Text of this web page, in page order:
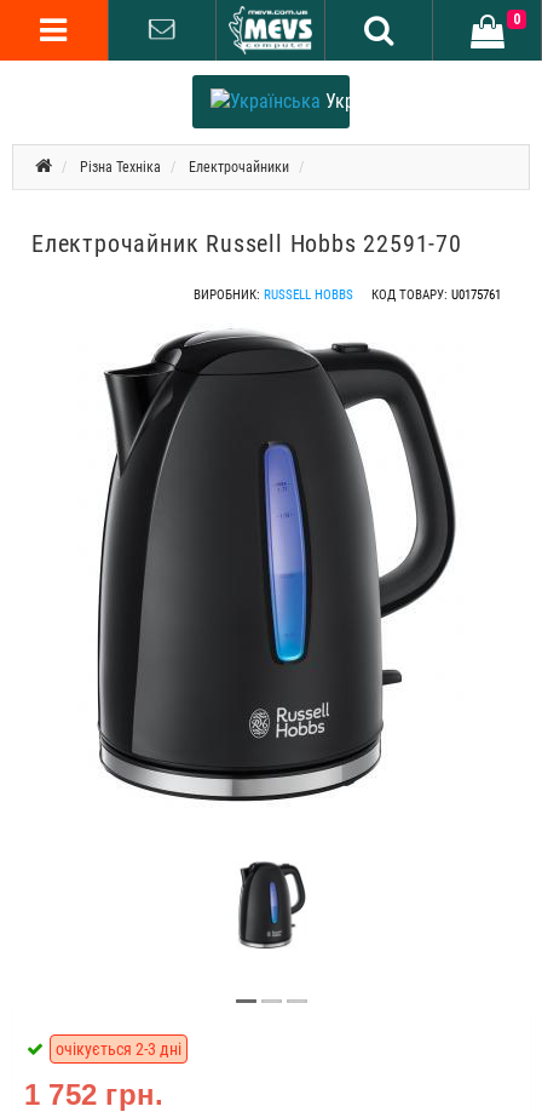
Українська
0
Різна Техніка Електрочайники
Електрочайник Russell Hobbs 22591-70
ВИРОБНИК: RUSSELL HOBBS КОД ТОВАРУ: U0175761
1 752 грн.
очікується 2-3 дні